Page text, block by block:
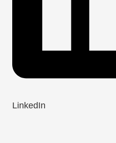
LinkedIn